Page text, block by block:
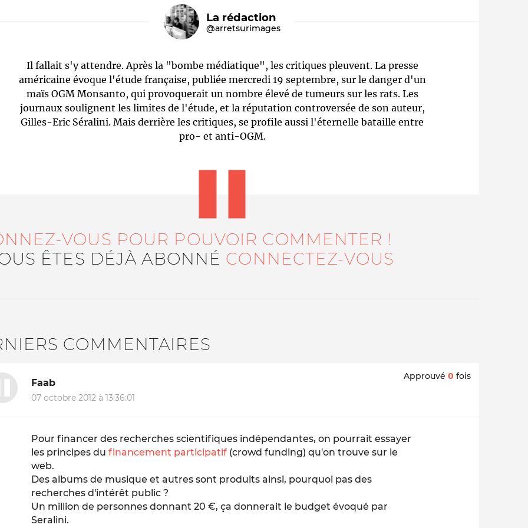
L'équipe
La rédaction
@arretsurimages
Il fallait s'y attendre. Après la "bombe médiatique", les critiques pleuvent. La presse
américaine évoque l'étude française, publiée mercredi 19 septembre, sur le danger d'un
maïs OGM Monsanto, qui provoquerait un nombre élevé de tumeurs sur les rats. Les
journaux soulignent les limites de l'étude, et la réputation controversée de son auteur,
Gilles-Eric Séralini. Mais derrière les critiques, se profile aussi l'éternelle bataille entre
pro- et anti-OGM.
VOUS POUR POUVOIR COMMENTER !
ÊTES DÉJÀ ABONNÉ CONNECTEZ-VOUS
COMMENTAIRES
Faab
07 octobre 2012 à 13:36:01
Approuvé 0 fois
Pour financer des recherches scientifiques indépendantes, on pourrait essayer
les principes dufinancement participatif (crowd funding) qu'on trouve sur le
web.
Des albums de musique et autres sont produits ainsi, pourquoi pas des
recherches d'intérêt public ?
Un million de personnes donnant 20 €, ça donnerait le budget évoqué par
Seralini.